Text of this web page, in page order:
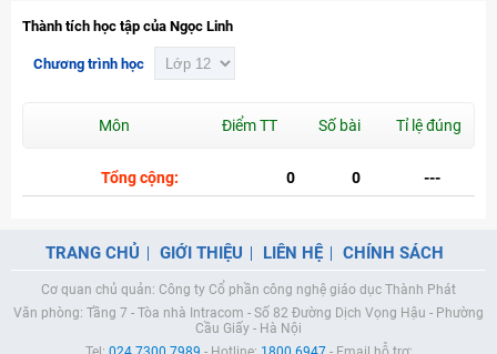
Thành tích học tập của Ngọc Linh
Chương trình học
Môn Điểm TT Số bài Tỉ lệ đúng
Tổng cộng: 0 0 ---
TRANG CHỦ GIỚI THIỆU LIÊN HỆ CHÍNH SÁCH
Cơ quan chủ quản: Công ty Cổ phần công nghệ giáo dục Thành Phát
Văn phòng: Tầng 7 - Tòa nhà Intracom - Số 82 Đường Dịch Vọng Hậu - Phường
Cầu Giấy - Hà Nội